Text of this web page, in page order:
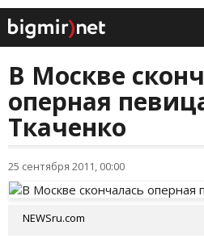
В Москве
оперная
Ткаченко
25 сентября 2011, 00:00
NEWSru.com